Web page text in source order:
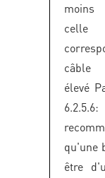
celle
élevé
qu'une
être